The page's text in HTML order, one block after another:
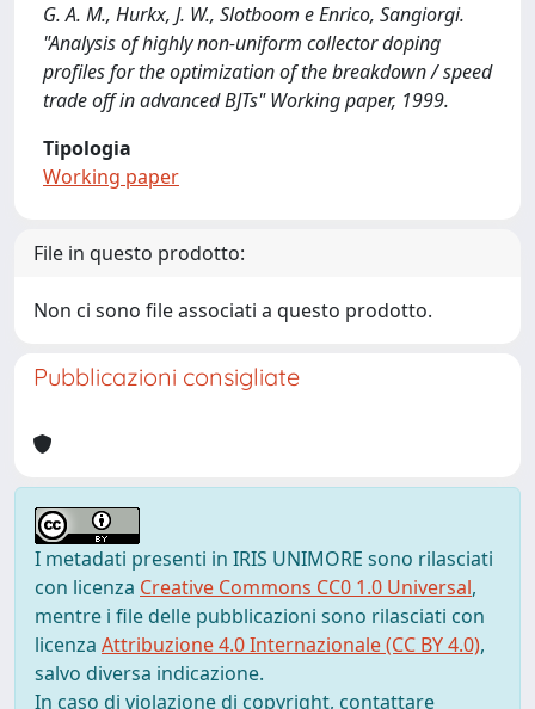
G. A. M., Hurkx, J. W., Slotboom e Enrico, Sangiorgi.
"Analysis of highly non-uniform collector doping
profiles for the optimization of the breakdown / speed
trade off in advanced BJTs" Working paper, 1999.
Tipologia
Working paper
File in questo prodotto:
Non ci sono file associati a questo prodotto.
Pubblicazioni consigliate
I metadati presenti in IRIS UNIMORE sono rilasciati
con licenza Creative Commons CC0 1.0 Universal,
mentre i file delle pubblicazioni sono rilasciati con
licenza Attribuzione 4.0 Internazionale (CC BY 4.0),
salvo diversa indicazione.
In caso di violazione di copyright, contattare